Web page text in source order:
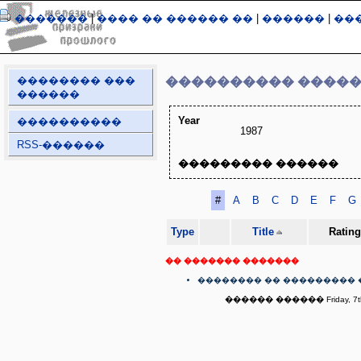
�������|���� �� ������ �� ������
�������� ���
������
����������
RSS-������
����������
Year
1987
��������� ������
# A B C D E F G
Type Title Rating
�� ������� �������
�������� �� ���������
������ ������ Friday,